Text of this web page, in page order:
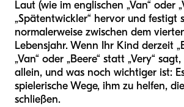
Laut (wie im englischen „Van“ oder
„Spätentwickler“ hervor und festigt
normalerweise zwischen dem
Lebensjahr. Wenn Ihr Kind derzeit
„Van“ oder „Beere“ statt „Very“
allein, und was noch wichtiger ist:
spielerische Wege, ihm zu helfen,
schließen.